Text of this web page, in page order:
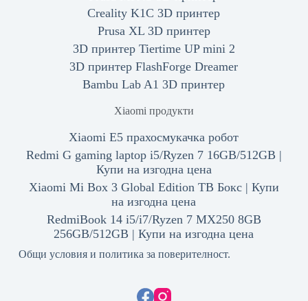
Creality K1C 3D принтер
Prusa XL 3D принтер
3D принтер Tiertime UP mini 2
3D принтер FlashForge Dreamer
Bambu Lab A1 3D принтер
Xiaomi продукти
Xiaomi E5 прахосмукачка робот
Redmi G gaming laptop i5/Ryzen 7 16GB/512GB |
Купи на изгодна цена
Xiaomi Mi Box 3 Global Edition ТВ Бокс | Купи
на изгодна цена
RedmiBook 14 i5/i7/Ryzen 7 MX250 8GB
256GB/512GB | Купи на изгодна цена
Общи условия и политика за поверителност.